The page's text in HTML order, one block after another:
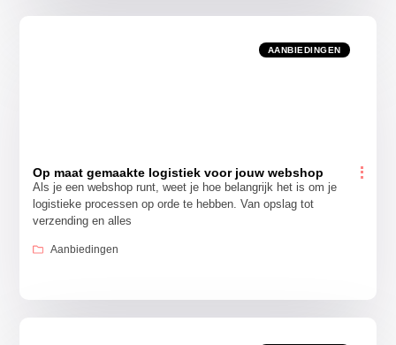
AANBIEDINGEN
Op maat gemaakte logistiek voor jouw webshop
Als je een webshop runt, weet je hoe belangrijk het is om je
logistieke processen op orde te hebben. Van opslag tot
verzending en alles
Aanbiedingen